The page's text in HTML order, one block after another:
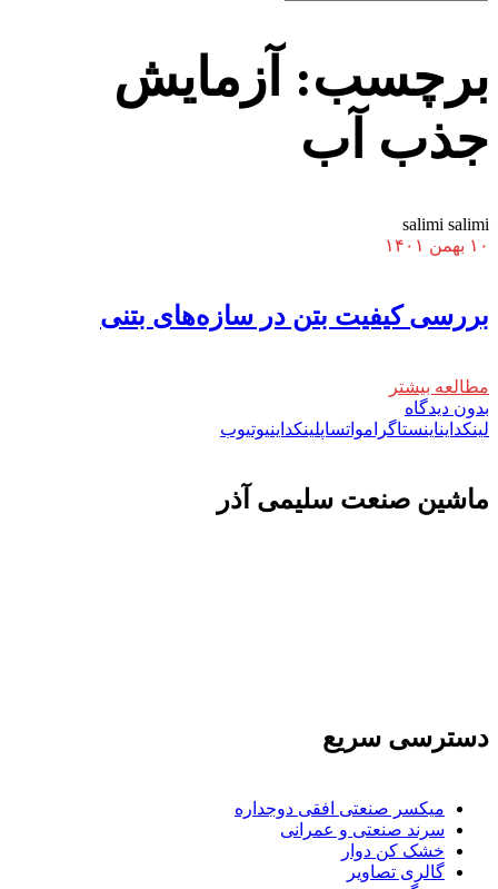
برچسب: آزمایش
جذب آب
salimi salimi
۱۰ بهمن ۱۴۰۱
بررسی کیفیت بتن در سازه‌های بتنی
مطالعه بیشتر
بدون دیدگاه
لینکدایناینستاگرامواتساپلینکداینیوتیوب
ماشين صنعت سليمی آذر
دسترسی سریع
میکسر صنعتی افقی دوجداره
سرند صنعتی و عمرانی
خشک کن دوار
گالری تصاویر